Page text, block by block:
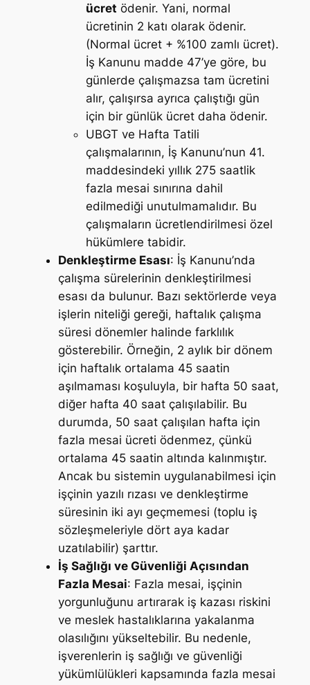
ücret ödenir. Yani, normal
ücretinin 2 katı olarak ödenir.
(Normal ücret + %100 zamlı ücret).
İş Kanunu madde 47’ye göre, bu
günlerde çalışmazsa tam ücretini
alır, çalışırsa ayrıca çalıştığı gün
için bir günlük ücret daha ödenir.
UBGT ve Hafta Tatili
çalışmalarının, İş Kanunu’nun 41.
maddesindeki yıllık 275 saatlik
fazla mesai sınırına dahil
edilmediği unutulmamalıdır. Bu
çalışmaların ücretlendirilmesi özel
hükümlere tabidir.
Denkleştirme Esası: İş Kanunu’nda
çalışma sürelerinin denkleştirilmesi
esası da bulunur. Bazı sektörlerde veya
işlerin niteliği gereği, haftalık çalışma
süresi dönemler halinde farklılık
gösterebilir. Örneğin, 2 aylık bir dönem
için haftalık ortalama 45 saatin
aşılmaması koşuluyla, bir hafta 50 saat,
diğer hafta 40 saat çalışılabilir. Bu
durumda, 50 saat çalışılan hafta için
fazla mesai ücreti ödenmez, çünkü
ortalama 45 saatin altında kalınmıştır.
Ancak bu sistemin uygulanabilmesi için
işçinin yazılı rızası ve denkleştirme
süresinin iki ayı geçmemesi (toplu iş
sözleşmeleriyle dört aya kadar
uzatılabilir) şarttır.
İş Sağlığı ve Güvenliği Açısından
Fazla Mesai: Fazla mesai, işçinin
yorgunluğunu artırarak iş kazası riskini
ve meslek hastalıklarına yakalanma
olasılığını yükseltebilir. Bu nedenle,
işverenlerin iş sağlığı ve güvenliği
yükümlülükleri kapsamında fazla mesai